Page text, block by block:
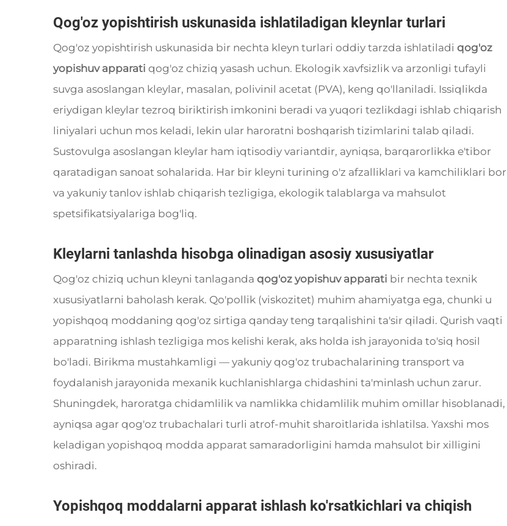
Qog'oz yopishtirish uskunasida ishlatiladigan kleynlar turlari
Qog'oz yopishtirish uskunasida bir nechta kleyn turlari oddiy tarzda ishlatiladi qog'oz
yopishuv apparati qog'oz chiziq yasash uchun. Ekologik xavfsizlik va arzonligi tufayli
suvga asoslangan kleylar, masalan, polivinil acetat (PVA), keng qo'llaniladi. Issiqlikda
eriydigan kleylar tezroq biriktirish imkonini beradi va yuqori tezlikdagi ishlab chiqarish
liniyalari uchun mos keladi, lekin ular haroratni boshqarish tizimlarini talab qiladi.
Sustovulga asoslangan kleylar ham iqtisodiy variantdir, ayniqsa, barqarorlikka e'tibor
qaratadigan sanoat sohalarida. Har bir kleyni turining o'z afzalliklari va kamchiliklari bor
va yakuniy tanlov ishlab chiqarish tezligiga, ekologik talablarga va mahsulot
spetsifikatsiyalariga bog'liq.
Kleylarni tanlashda hisobga olinadigan asosiy xususiyatlar
Qog'oz chiziq uchun kleyni tanlaganda qog'oz yopishuv apparati bir nechta texnik
xususiyatlarni baholash kerak. Qo'pollik (viskozitet) muhim ahamiyatga ega, chunki u
yopishqoq moddaning qog'oz sirtiga qanday teng tarqalishini ta'sir qiladi. Qurish vaqti
apparatning ishlash tezligiga mos kelishi kerak, aks holda ish jarayonida to'siq hosil
bo'ladi. Birikma mustahkamligi — yakuniy qog'oz trubachalarining transport va
foydalanish jarayonida mexanik kuchlanishlarga chidashini ta'minlash uchun zarur.
Shuningdek, haroratga chidamlilik va namlikka chidamlilik muhim omillar hisoblanadi,
ayniqsa agar qog'oz trubachalari turli atrof-muhit sharoitlarida ishlatilsa. Yaxshi mos
keladigan yopishqoq modda apparat samaradorligini hamda mahsulot bir xilligini
oshiradi.
Yopishqoq moddalarni apparat ishlash ko'rsatkichlari va chiqish